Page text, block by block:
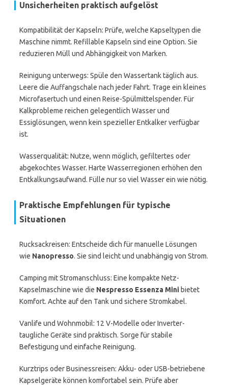
Unsicherheiten praktisch aufgelöst
Kompatibilität der Kapseln: Prüfe, welche Kapseltypen die
Maschine nimmt. Refillable Kapseln sind eine Option. Sie
reduzieren Müll und Abhängigkeit von Marken.
Reinigung unterwegs: Spüle den Wassertank täglich aus.
Leere die Auffangschale nach jeder Fahrt. Trage ein kleines
Microfasertuch und einen Reise-Spülmittelspender. Für
Kalkprobleme reichen gelegentlich Wasser und
Essiglösungen, wenn kein spezieller Entkalker verfügbar
ist.
Wasserqualität: Nutze, wenn möglich, gefiltertes oder
abgekochtes Wasser. Harte Wasserregionen erhöhen den
Entkalkungsaufwand. Fülle nur so viel Wasser ein wie nötig.
Praktische Empfehlungen für typische
Situationen
Rucksackreisen: Entscheide dich für manuelle Lösungen
wie Nanopresso. Sie sind leicht und unabhängig von Strom.
Camping mit Stromanschluss: Eine kompakte Netz-
Kapselmaschine wie die Nespresso Essenza Mini bietet
Komfort. Achte auf den Tank und sichere Stromkabel.
Vanlife und Wohnmobil: 12 V-Modelle oder Inverter-
taugliche Geräte sind praktisch. Sorge für stabile
Befestigung und einfache Reinigung.
Kurztrips oder Businessreisen: Akku- oder USB-betriebene
Kapselgeräte können komfortabel sein. Prüfe aber